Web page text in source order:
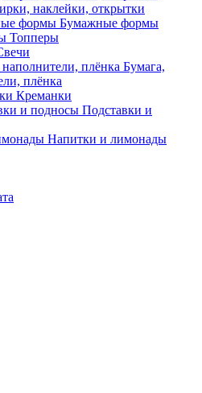
наклейки, открытки
Бумажные формы
Топперы
Бумага,
плёнка
Креманки
Подставки и
Напитки и лимонады